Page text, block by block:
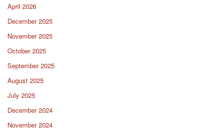
April 2026
December 2025
November 2025
October 2025
September 2025
August 2025
July 2025
December 2024
November 2024